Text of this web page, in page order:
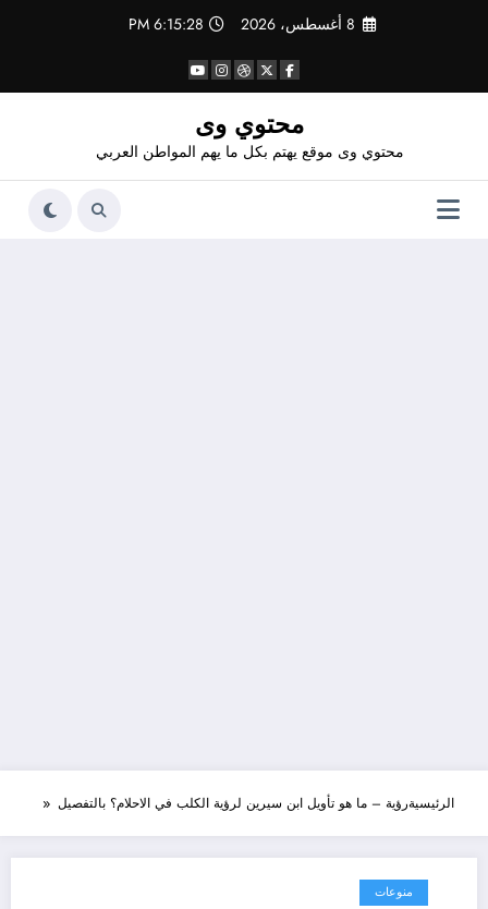
8 أغسطس، 2026 6:15:29 PM
محتوي وى
محتوي وى موقع يهتم بكل ما يهم المواطن العربي
الرئيسيةرؤية – ما هو تأويل ابن سيرين لرؤية الكلب في الاحلام؟ بالتفصيل
منوعات